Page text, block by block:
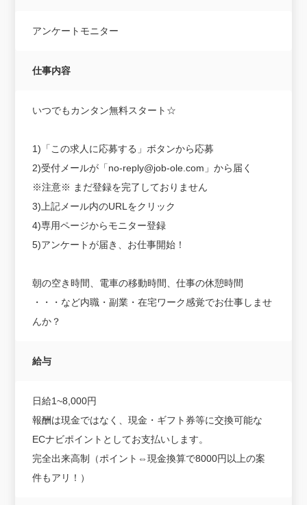
アンケートモニター
仕事内容
いつでもカンタン無料スタート☆
1)「この求人に応募する」ボタンから応募
2)受付メールが「no-reply@job-ole.com」から届く
※注意※ まだ登録を完了しておりません
3)上記メール内のURLをクリック
4)専用ページからモニター登録
5)アンケートが届き、お仕事開始！
朝の空き時間、電車の移動時間、仕事の休憩時間
・・・など内職・副業・在宅ワーク感覚でお仕事しませ
んか？
給与
日給1~8,000円
報酬は現金ではなく、現金・ギフト券等に交換可能な
ECナビポイントとしてお支払いします。
完全出来高制（ポイント⇔現金換算で8000円以上の案
件もアリ！）